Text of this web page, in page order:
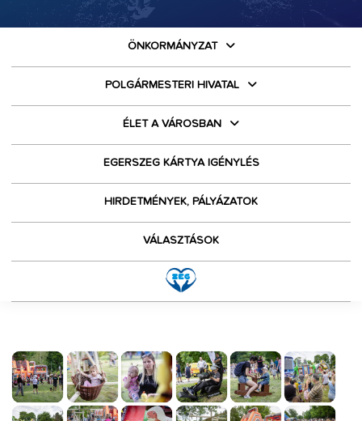
ÖNKORMÁNYZAT
POLGÁRMESTERI HIVATAL
ÉLET A VÁROSBAN
EGERSZEG KÁRTYA IGÉNYLÉS
HIRDETMÉNYEK, PÁLYÁZATOK
VÁLASZTÁSOK